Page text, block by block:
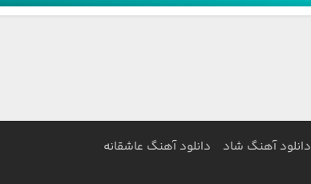
دانلود آهنگ شاد دانلود آهنگ عاشقانه